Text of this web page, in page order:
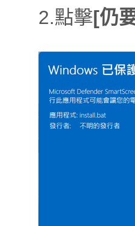
2.點擊[仍